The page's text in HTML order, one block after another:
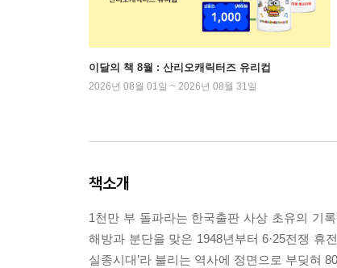
이달의 책 8월 : 산리오캐릭터즈 유리컵
2026년 08월 01일 ~ 2026년 08월 31일
책소개
1천만 부 돌파라는 한국출판 사상 초유의 기
해방과 분단을 맞은 1948년부터 6·25전쟁 휴
실종시대’라 불리는 역사에 정면으로 부딪혀